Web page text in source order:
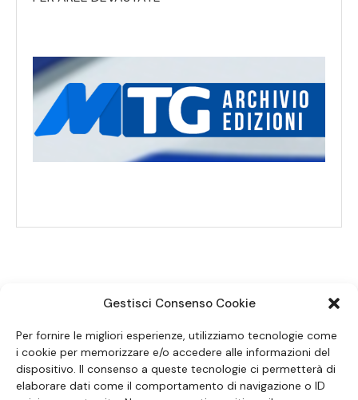
Gestisci Consenso Cookie
Per fornire le migliori esperienze, utilizziamo tecnologie come
i cookie per memorizzare e/o accedere alle informazioni del
dispositivo. Il consenso a queste tecnologie ci permetterà di
elaborare dati come il comportamento di navigazione o ID
SEGUICI SUI SOCIAL